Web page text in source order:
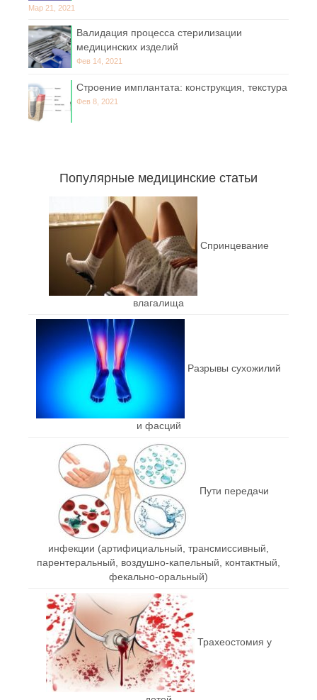
Мар 21, 2021
Валидация процесса стерилизации
медицинских изделий
Фев 14, 2021
Строение имплантата: конструкция, текстура
Фев 8, 2021
Популярные медицинские статьи
Спринцевание
влагалища
Разрывы сухожилий
и фасций
Пути передачи
инфекции (артифициальный, трансмиссивный,
парентеральный, воздушно-капельный, контактный,
фекально-оральный)
Трахеостомия у